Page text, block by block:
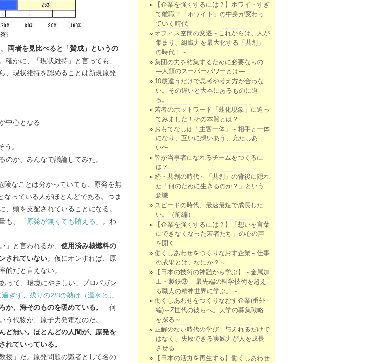
両者を見比べると「賛成」というの
。確かに、「現状維持」と言っても、
、現状維持を認めることは新規原発
中心となる
。
のか、みんなで議論してみた。
なことは分かっていても、原発を無
っている人がほとんどである。つま
、頭を支配されていることになる。
も、「原発が無くても賄える 」。わ
」と言われるが、 使用済み核燃料の
されていない。仮にオンすれば、原
的だと言えない。
って、環境にやさしい」プロパガン
ぎず、残りの2/3の熱は（温水とし
か、海そのものを暖めている。
何
代物が、原子力発電なのだ。
ど無い。ほとんどの人間が、原発を
れていっている。
授」だ。原発問題の識者として名の
【企業を強くするには？】ホワイトすぎ
て離職？「ホワイト」の中身が変わっ
ていく時代
オフィス空間の変遷～これからは、人が
集まり、組織力を最大化する「共創」
の時代！～
集団の力を結集するために必要なもの
―人類のスーパーパワーとは―
10歳違うだけで思考や考え方が合わな
い。その違いと大本にあるものに迫
る。
若者のホットワード「蛙化現象」に迫っ
てみました！その本質とは？
おもてなしは「主客一体」～相手と一体
になり、互いに想いあう、充たしあ
い〜
皆が当事者になれるチームをつくるに
は？
続・共創の時代～「共創」の背後に隠れ
た「何のために生きるのか？」という
意識
スピードの時代、最速最短で成長した
い。（前編）
【企業を強くするには？】「想いを言葉
にできなくなった若者たち」の心の声
を開く
働くしあわせをつくりなおす企業～仕事
の成果とは、なにか？～
【日本の技術の神髄から学ぶ】～金属加
工・製鉄③ 最先端の科学技術を超え
る職人の精神世界に学ぶ。～
働くしあわせをつくりなおす企業(番外
編)～Z世代の彼らへ。大学の募集戦略
を探る～
正解のない時代の学び：与えれるだけで
はなく、失敗できる実践力が人を成長
させる
【日本の活力を再生する】働くしあわせ